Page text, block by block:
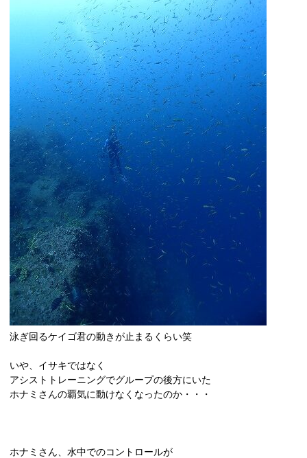
泳ぎ回るケイゴ君の動きが止まるくらい笑
いや、イサキではなく
アシストトレーニングでグループの後方にいた
ホナミさんの覇気に動けなくなったのか・・・
ホナミさん、水中でのコントロールが